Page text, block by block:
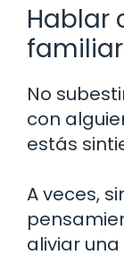
Hablar
No
con
estás
A veces,
aliviar